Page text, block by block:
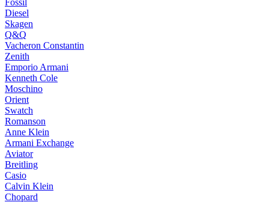
Fossil
Diesel
Skagen
Q&Q
Vacheron Constantin
Zenith
Emporio Armani
Kenneth Cole
Moschino
Orient
Swatch
Romanson
Anne Klein
Armani Exchange
Aviator
Breitling
Casio
Calvin Klein
Chopard